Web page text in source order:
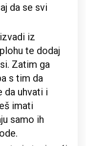
da se svi
iz
te dodaj
Zatim ga
s tim da
da uhvati i
imati
samo ih